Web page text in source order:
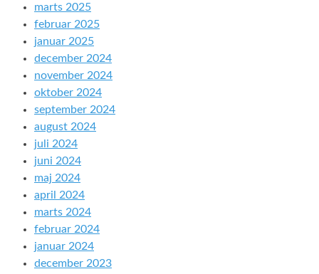
marts 2025
februar 2025
januar 2025
december 2024
november 2024
oktober 2024
september 2024
august 2024
juli 2024
juni 2024
maj 2024
april 2024
marts 2024
februar 2024
januar 2024
december 2023